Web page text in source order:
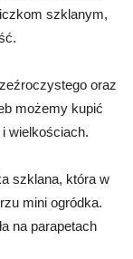
szklanym,
oraz
możemy kupić
wielkościach.
szklana, która w
mini ogródka.
na parapetach